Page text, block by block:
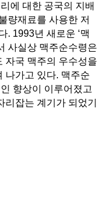
에 대한 공국의 지배
량재료를 사용한 저
. 1993년 새로운 ‘맥
사실상 맥주순수령은
자국 맥주의 우수성을
나가고 있다. 맥주순
향상이 이루어졌고
잡는 계기가 되었기